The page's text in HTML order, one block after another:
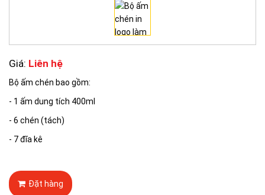
Giá: Liên hệ
Bộ ấm chén bao gồm:
- 1 ấm dung tích 400ml
- 6 chén (tách)
- 7 đĩa kê
Đặt hàng